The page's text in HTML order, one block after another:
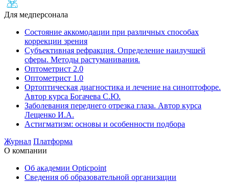
Для медперсонала
Состояние аккомодации при различных способах
коррекции зрения
Субъективная рефракция. Определение наилучшей
сферы. Методы растуманивания.
Оптометрист 2.0
Оптометрист 1.0
Ортоптическая диагностика и лечение на cиноптофоре.
Автор курса Богачева С.Ю.
Заболевания переднего отрезка глаза. Автор курса
Лещенко И.А.
Астигматизм: основы и особенности подбора
Журнал Платформа
О компании
Об академии Opticpoint
Сведения об образовательной организации